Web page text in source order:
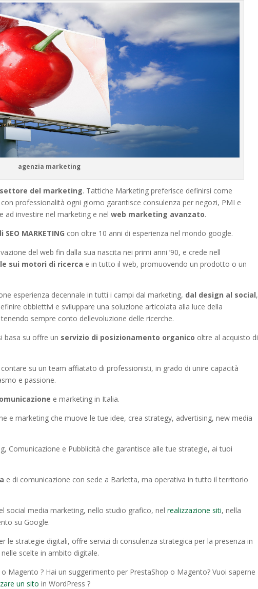
agenzia marketing
settore del marketing. Tattiche Marketing preferisce definirsi come
professionalità ogni giorno garantisce consulenza per negozi, PMI e
ad investire nel marketing e nelweb marketing avanzato.
MARKETING con oltre 10 anni di esperienza nel mondo google.
del web fin dalla sua nascita nei primi anni ’90, e crede nell
sui motori di ricerca e in tutto il web, promuovendo un prodotto o un
esperienza decennale in tutti i campi dal marketing, dal design al social,
obbiettivi e sviluppare una soluzione articolata alla luce della
sempre conto dellevoluzione delle ricerche.
basa su offre un servizio di posizionamento organico oltre al acquisto di
su un team affiatato di professionisti, in grado di unire capacità
e passione.
e marketing in Italia.
e marketing che muove le tue idee, crea strategy, advertising, new media
Comunicazione e Pubblicità che garantisce alle tue strategie, ai tuoi
e di comunicazione con sede a Barletta, ma operativa in tutto il territorio
social media marketing, nello studio grafico, nelrealizzazione siti, nella
su Google.
le strategie digitali, offre servizi di consulenza strategica per la presenza in
scelte in ambito digitale.
o Magento ? Hai un suggerimento per PrestaShop o Magento? Vuoi saperne
un sito in WordPress ?